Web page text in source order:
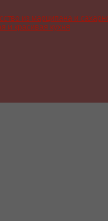
из марципана и
и красивая кухня